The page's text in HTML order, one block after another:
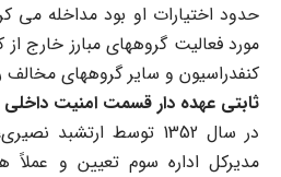
حدود اختیارات او بود مداخله می
مورد فعالیت گروههای مبارز خارج از
کنفدراسیون و سایر گروههای مخالف
ثابتی عهده دار قسمت امنیت
در سال 1352 توسط
مدیرکل اداره سوم تعیین و عملاً